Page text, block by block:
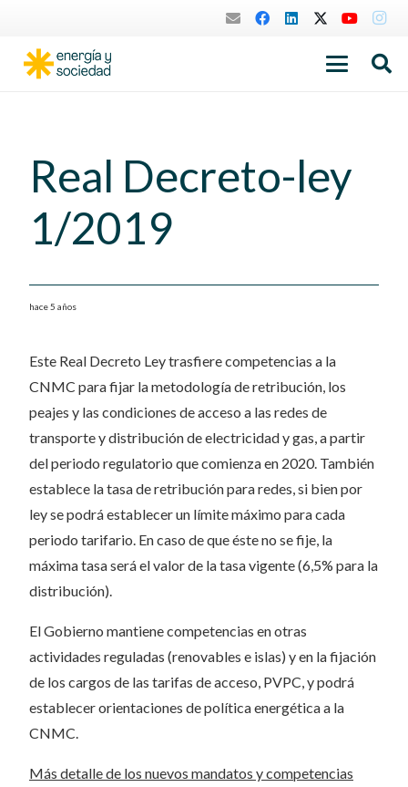
Real Decreto-ley
1/2019
hace 5 años
Este Real Decreto Ley trasfiere competencias a la
CNMC para fijar la metodología de retribución, los
peajes y las condiciones de acceso a las redes de
transporte y distribución de electricidad y gas, a partir
del periodo regulatorio que comienza en 2020. También
establece la tasa de retribución para redes, si bien por
ley se podrá establecer un límite máximo para cada
periodo tarifario. En caso de que éste no se fije, la
máxima tasa será el valor de la tasa vigente (6,5% para la
distribución).
El Gobierno mantiene competencias en otras
actividades reguladas (renovables e islas) y en la fijación
de los cargos de las tarifas de acceso, PVPC, y podrá
establecer orientaciones de política energética a la
CNMC.
Más detalle de los nuevos mandatos y competencias